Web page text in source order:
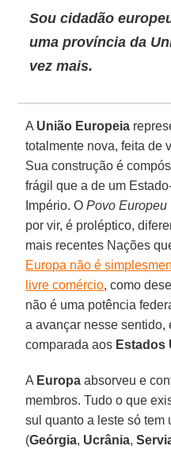
Sou cidadão
uma província da
vez mais.
A União Europeia
totalmente nova, feita de
Sua construção é
frágil que a de um
Império. OPovo Europeu
por vir, é proléptico,
mais recentes Nações
Europa não é
livre comércio, como
não é uma potência
a avançar nesse sentido,
comparada aos Estados
A Europa absorveu e
membros. Tudo o que
sul quanto a leste só tem
(Geórgia, Ucrânia,